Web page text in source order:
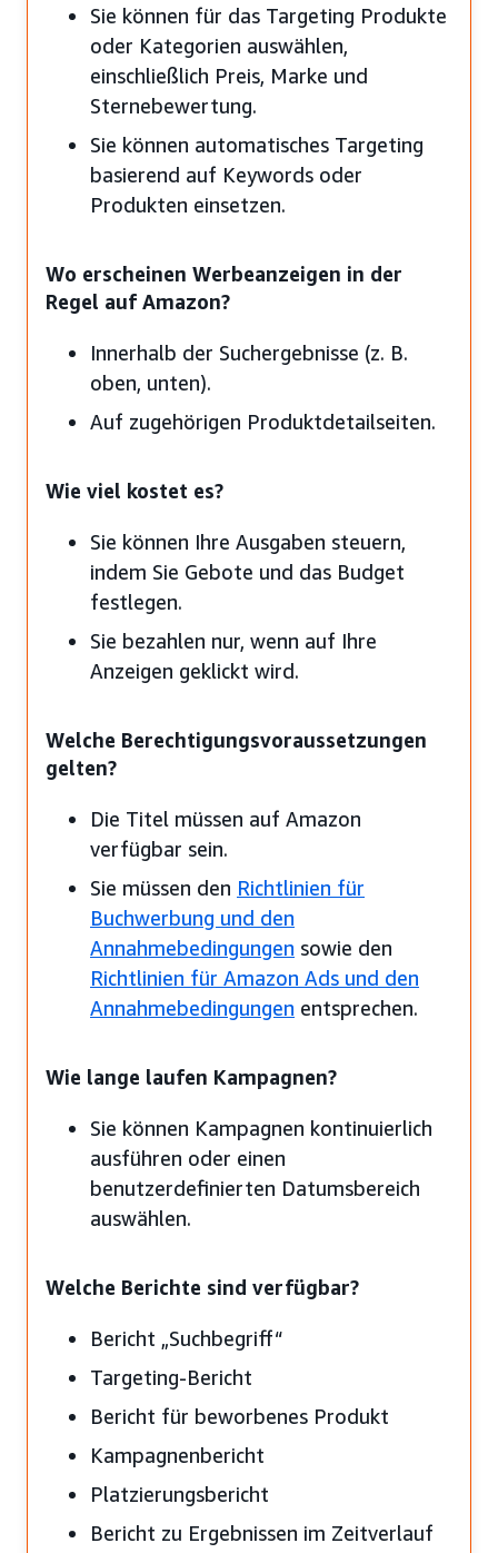
Sie können für das Targeting Produkte
oder Kategorien auswählen,
einschließlich Preis, Marke und
Sternebewertung.
Sie können automatisches Targeting
basierend auf Keywords oder
Produkten einsetzen.
Wo erscheinen Werbeanzeigen in der
Regel auf Amazon?
Innerhalb der Suchergebnisse (z. B.
oben, unten).
Auf zugehörigen Produktdetailseiten.
Wie viel kostet es?
Sie können Ihre Ausgaben steuern,
indem Sie Gebote und das Budget
festlegen.
Sie bezahlen nur, wenn auf Ihre
Anzeigen geklickt wird.
Welche Berechtigungsvoraussetzungen
gelten?
Die Titel müssen auf Amazon
verfügbar sein.
Sie müssen den Richtlinien für
Buchwerbung und den
Annahmebedingungen sowie den
Richtlinien für Amazon Ads und den
Annahmebedingungen entsprechen.
Wie lange laufen Kampagnen?
Sie können Kampagnen kontinuierlich
ausführen oder einen
benutzerdefinierten Datumsbereich
auswählen.
Welche Berichte sind verfügbar?
Bericht „Suchbegriff“
Targeting-Bericht
Bericht für beworbenes Produkt
Kampagnenbericht
Platzierungsbericht
Bericht zu Ergebnissen im Zeitverlauf